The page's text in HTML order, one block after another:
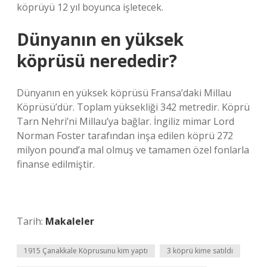
köprüyü 12 yıl boyunca işletecek.
Dünyanın en yüksek
köprüsü nerededir?
Dünyanın en yüksek köprüsü Fransa’daki Millau
Köprüsü’dür. Toplam yüksekliği 342 metredir. Köprü
Tarn Nehri’ni Millau’ya bağlar. İngiliz mimar Lord
Norman Foster tarafından inşa edilen köprü 272
milyon pound’a mal olmuş ve tamamen özel fonlarla
finanse edilmiştir.
Tarih: Makaleler
1915 Çanakkale Köprusunu kim yaptı 3 köprü kime satıldı